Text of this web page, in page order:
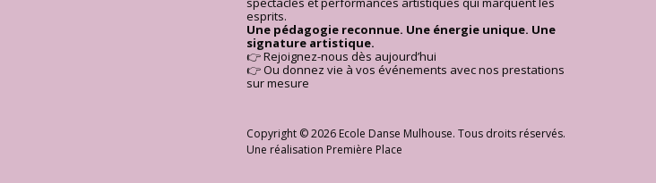
esprits.
Une pédagogie reconnue. Une énergie unique. Une
signature artistique.
👉 Rejoignez-nous dès aujourd’hui
👉 Ou donnez vie à vos événements avec nos prestations
sur mesure
Copyright © 2026 Ecole Danse Mulhouse. Tous droits réservés.
Une réalisation Première Place